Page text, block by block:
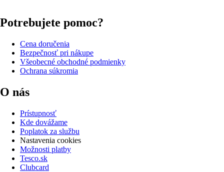
Potrebujete pomoc?
Cena doručenia
Bezpečnosť pri nákupe
Všeobecné obchodné podmienky
Ochrana súkromia
O nás
Prístupnosť
Kde dovážame
Poplatok za službu
Nastavenia cookies
Možnosti platby
Tesco.sk
Clubcard